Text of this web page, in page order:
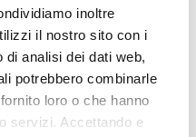
inoltre
il nostro sito con i
analisi dei dati web,
potrebbero combinarle
loro o che hanno
servizi. Accettando e